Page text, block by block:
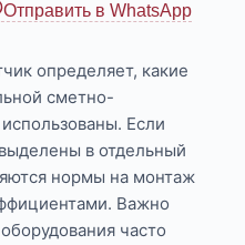
Отправить в WhatsApp
определяет, какие
сметно-
Если
в отдельный
нормы на монтаж
Важно
часто